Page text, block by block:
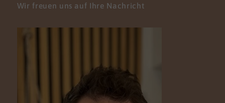
Wir freuen uns auf Ihre Nachricht